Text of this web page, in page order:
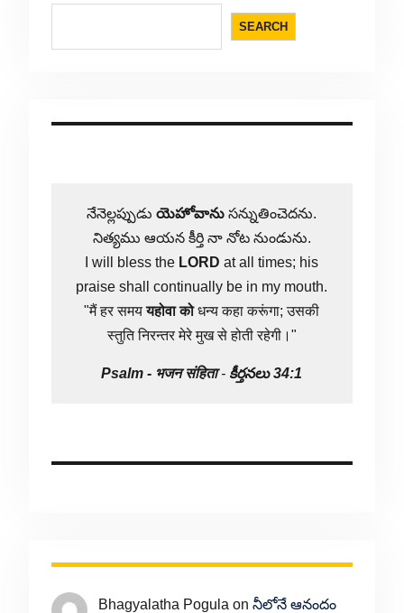
SEARCH
నేనెల్లప్పుడుయెహోవాను సన్నుతించెదను.
నిత్యము ఆయన కీర్తి నా నోట నుండును.
I will bless the LORD at all times; his
praise shall continually be in my mouth.
"मैं हर समययहोवा कोधन्य कहा करूंगा; उसकी
स्तुति निरन्तर मेरे मुख से होती रहेगी।"
Psalm - भजन संहिता- కీర్తనలు 34:1
Bhagyalatha Pogula on నీలోనే ఆనందం